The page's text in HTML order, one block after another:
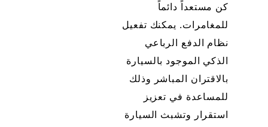
كن مستعداً دائماً
للمغامرات. يمكنك تفعيل
نظام الدفع الرباعي
الذكي الموجود بالسيارة
بالاقتران المباشر وذلك
للمساعدة في تعزيز
استقرار وتشبث السيارة